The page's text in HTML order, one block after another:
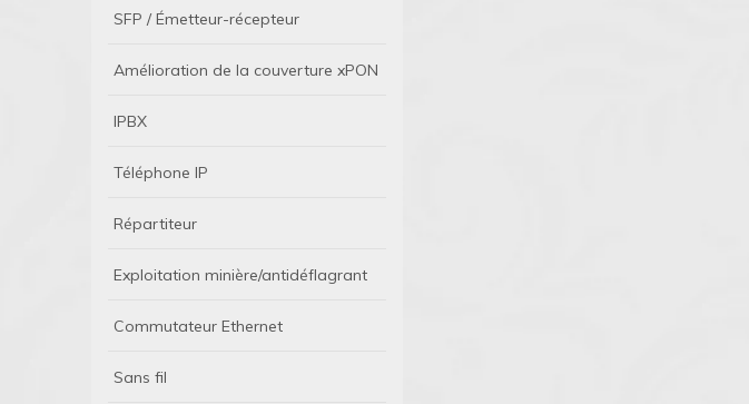
SFP / Émetteur-récepteur
Amélioration de la couverture xPON
IPBX
Téléphone IP
Répartiteur
Exploitation minière/antidéflagrant
Commutateur Ethernet
Sans fil